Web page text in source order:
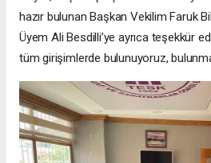
hazır bulunan Başkan Vekilim Faruk
Üyem Ali Besdilli’ye ayrıca teşekkür
tüm girişimlerde bulunuyoruz,